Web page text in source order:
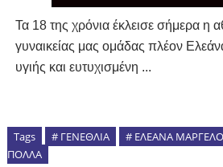
Τα 18 της χρόνια έκλεισε σήμερα η
γυναικείας μας ομάδας πλέον
υγιής και ευτυχισμένη ...
Tags # ΓΕΝΕΘΛΙΑ # ΕΛΕΑΝΑ
ΠΟΛΛΑ